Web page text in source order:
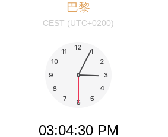
巴黎
CEST (UTC+0200)
03:04:31 PM